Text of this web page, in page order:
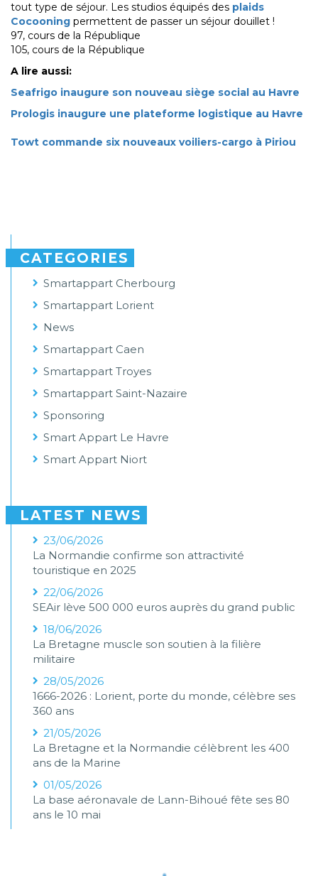
tout type de séjour. Les studios équipés des plaids
Cocooning permettent de passer un séjour douillet !
97, cours de la République
105, cours de la République
A lire aussi:
Seafrigo inaugure son nouveau siège social au Havre
Prologis inaugure une plateforme logistique au Havre
Towt commande six nouveaux voiliers-cargo à Piriou
CATEGORIES
Smartappart Cherbourg
Smartappart Lorient
News
Smartappart Caen
Smartappart Troyes
Smartappart Saint-Nazaire
Sponsoring
Smart Appart Le Havre
Smart Appart Niort
LATEST NEWS
23/06/2026
La Normandie confirme son attractivité
touristique en 2025
22/06/2026
SEAir lève 500 000 euros auprès du grand public
18/06/2026
La Bretagne muscle son soutien à la filière
militaire
28/05/2026
1666-2026 : Lorient, porte du monde, célèbre ses
360 ans
21/05/2026
La Bretagne et la Normandie célèbrent les 400
ans de la Marine
01/05/2026
La base aéronavale de Lann-Bihoué fête ses 80
ans le 10 mai